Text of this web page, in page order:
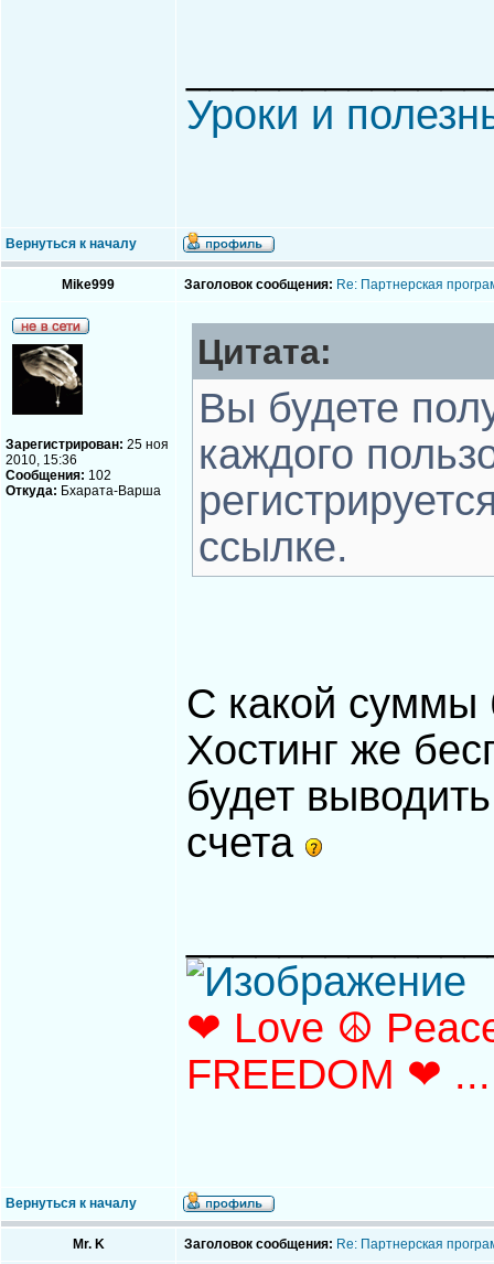
Уроки и
Вернуться к началу
Mike999 Заголовок сообщения: Re: Партнерская
Зарегистрирован: 25 ноя
2010, 15:36
Сообщения: 102
Откуда: Бхарата-Варша
Цитата:
Вы будете
каждого
ссылке.
С какой суммы
Хостинг же
будет
счета
❤ Love ☮
FREEDOM ❤
Вернуться к началу
Mr. K Заголовок сообщения: Re: Партнерская